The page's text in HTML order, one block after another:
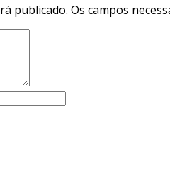
publicado. Os campos